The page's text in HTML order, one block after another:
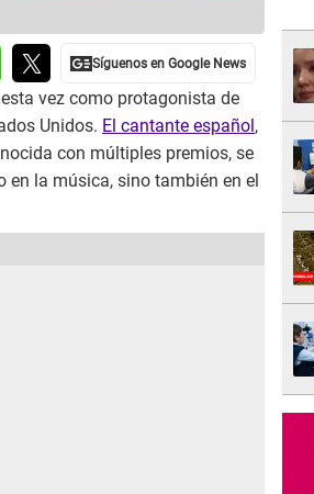
vez como protagonista de
Unidos. El cantante español ,
con múltiples premios, se
la música, sino también en el